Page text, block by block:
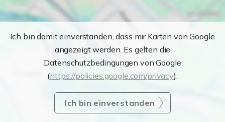
Ich bin damit einverstanden, dass mir Karten von Google
angezeigt werden. Es gelten die
Datenschutzbedingungen von Google
(https://policies.google.com/privacy).
Ich bin einverstanden